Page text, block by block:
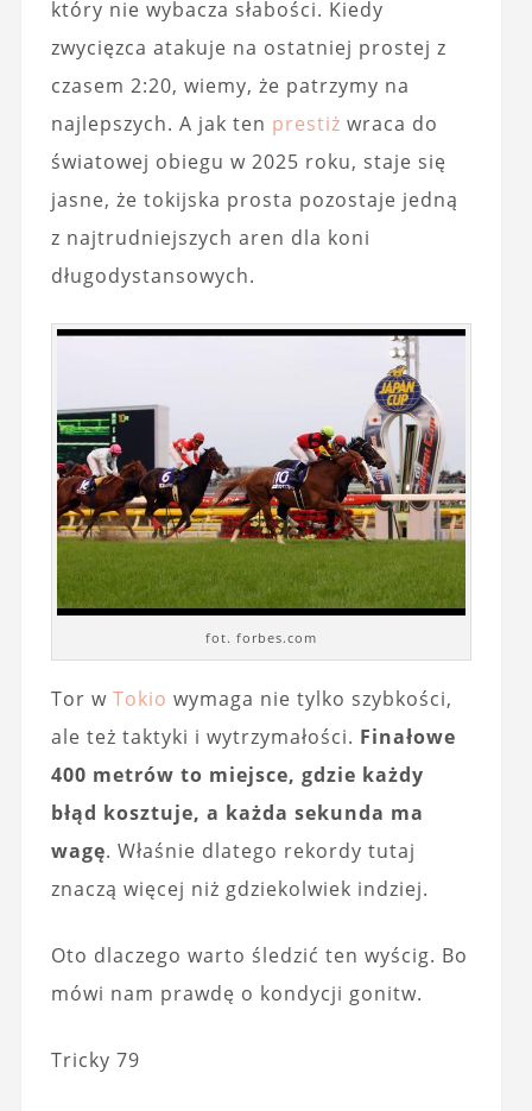
który nie wybacza słabości. Kiedy
zwycięzca atakuje na ostatniej prostej z
czasem 2:20, wiemy, że patrzymy na
najlepszych. A jak ten prestiż wraca do
światowej obiegu w 2025 roku, staje się
jasne, że tokijska prosta pozostaje jedną
z najtrudniejszych aren dla koni
długodystansowych.
fot. forbes.com
Tor w Tokio wymaga nie tylko szybkości,
ale też taktyki i wytrzymałości. Finałowe
400 metrów to miejsce, gdzie każdy
błąd kosztuje, a każda sekunda ma
wagę. Właśnie dlatego rekordy tutaj
znaczą więcej niż gdziekolwiek indziej.
Oto dlaczego warto śledzić ten wyścig. Bo
mówi nam prawdę o kondycji gonitw.
Tricky 79